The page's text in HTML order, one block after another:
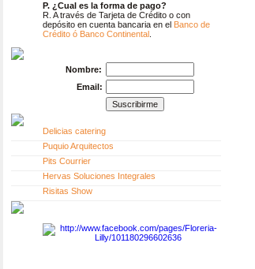
P. ¿Cual es la forma de pago?
R. A través de Tarjeta de Crédito o con
depósito en cuenta bancaria en el Banco de
Crédito ó Banco Continental
Nombre:
Email:
Delicias catering
Puquio Arquitectos
Pits Courrier
Hervas Soluciones Integrales
Risitas Show